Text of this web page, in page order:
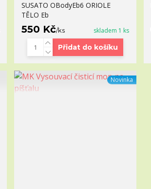
SUSATO OBodyEb6 ORIOLE
TĚLO Eb
550 Kč/ks skladem 1 ks
Přidat do košíku
Novinka